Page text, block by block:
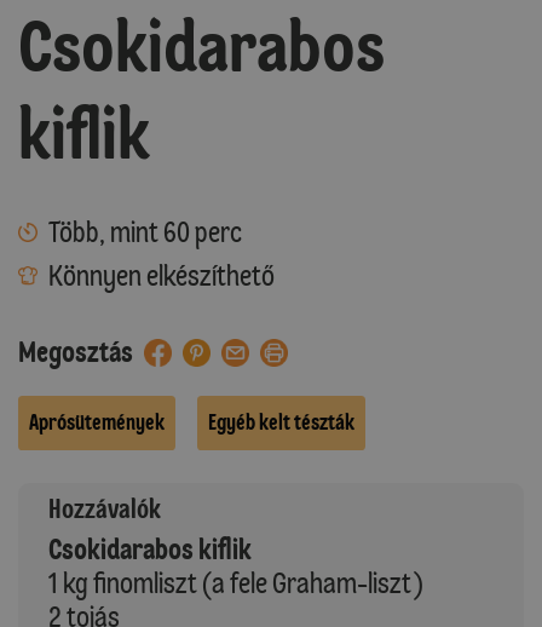
Csokidarabos
kiflik
Több, mint 60 perc
Könnyen elkészíthető
Megosztás
Aprósütemények Egyéb kelt tészták
Hozzávalók
Csokidarabos kiflik
1 kg finomliszt (a fele Graham-liszt)
2 tojás